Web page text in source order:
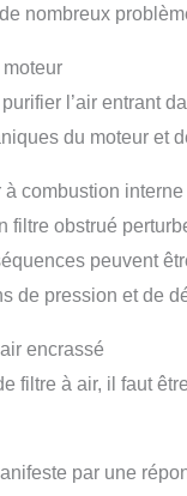
nombreux
l’air entrant
du moteur et
combustion
filtre obstrué
peuvent
de pression et de
encrassé
filtre à air, il faut
par une